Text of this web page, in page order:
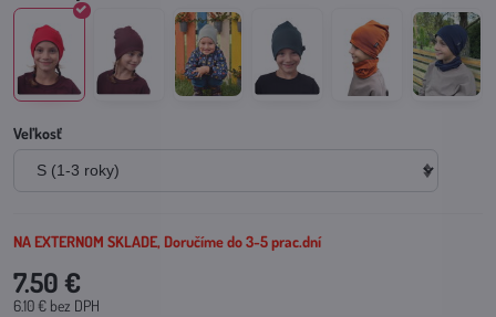
Veľkosť
NA EXTERNOM SKLADE, Doručíme do 3-5 prac.dní
7.50 €
6.10 € bez DPH